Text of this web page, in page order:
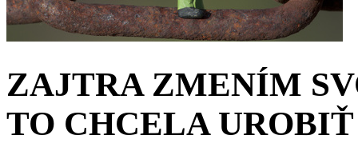
ZAJTRA ZMENÍM
TO CHCELA UROBIŤ